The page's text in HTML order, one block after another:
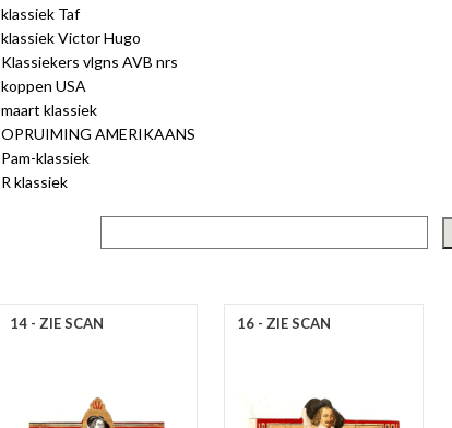
klassiek Taf
klassiek Victor Hugo
Klassiekers vlgns AVB nrs
koppen USA
maart klassiek
OPRUIMING AMERIKAANS
Pam-klassiek
R klassiek
14 - ZIE SCAN 16 - ZIE SCAN